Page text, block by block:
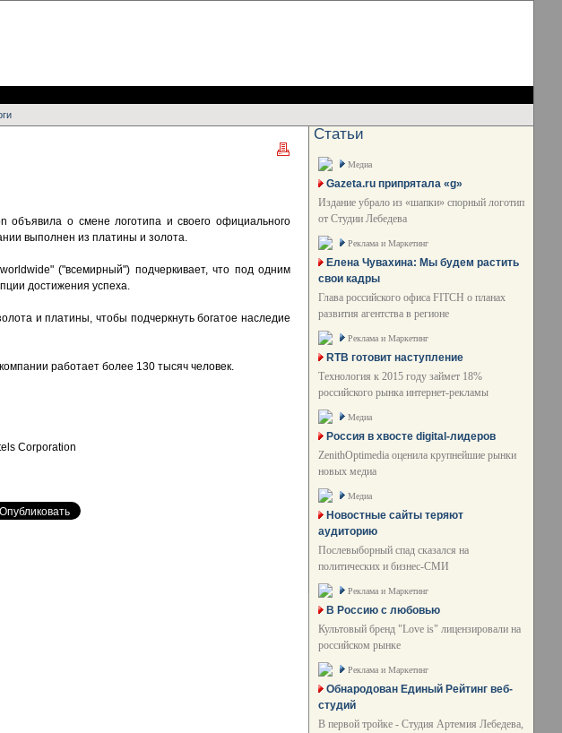
объявила о смене логотипа и своего официального
выполнен из платины и золота.
("всемирный") подчеркивает, что под одним
достижения успеха.
и платины, чтобы подчеркнуть богатое наследие
работает более 130 тысяч человек.
Статьи
Медиа
Gazeta.ru припрятала «g»
Издание убрало из «шапки» спорный логотип
от Студии Лебедева
Реклама и Маркетинг
Елена Чувахина: Мы будем растить
свои кадры
Глава российского офиса FITCH о планах
развития агентства в регионе
Реклама и Маркетинг
RTB готовит наступление
Технология к 2015 году займет 18%
российского рынка интернет-рекламы
Медиа
Россия в хвосте digital-лидеров
ZenithOptimedia оценила крупнейшие рынки
новых медиа
Медиа
Новостные сайты теряют
аудиторию
Послевыборный спад сказался на
политических и бизнес-СМИ
Реклама и Маркетинг
В Россию с любовью
Культовый бренд "Love is" лицензировали на
российском рынке
Реклама и Маркетинг
Обнародован Единый Рейтинг веб-
студий
В первой тройке - Студия Артемия Лебедева,